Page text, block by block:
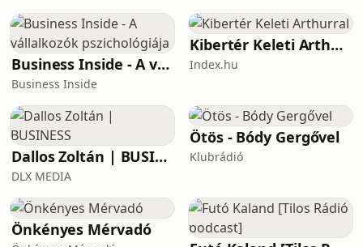
Business Inside - A vállalkozók pszichológiája
Business Inside
Kibertér Keleti Arthurral
Index.hu
Dallos Zoltán | BUSINESS
DLX MEDIA
Ötös - Bódy Gergővel
Klubrádió
Önkényes Mérvadó